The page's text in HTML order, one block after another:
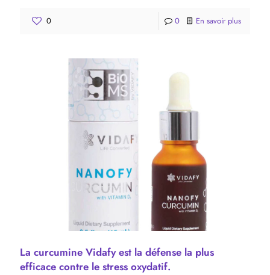
0 0 En savoir plus
La curcumine Vidafy est la défense la plus
efficace contre le stress oxydatif.